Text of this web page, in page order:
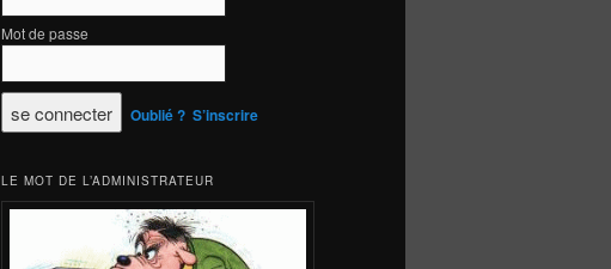
Mot de passe
Oublié ? S’inscrire
LE MOT DE L’ADMINISTRATEUR